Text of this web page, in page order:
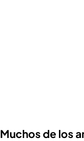
Muchos de los